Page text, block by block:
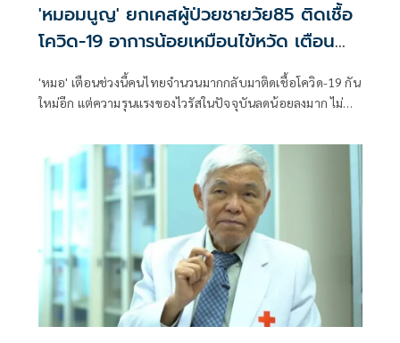
'หมอมนูญ' ยกเคสผู้ป่วยชายวัย85 ติดเชื้อ
โควิด-19 อาการน้อยเหมือนไข้หวัด เตือน
ระวังแม้ไม่น่ากลัวเหมือนก่อน
'หมอ' เตือนช่วงนี้คนไทยจำนวนมากกลับมาติดเชื้อโควิด-19 กัน
ใหม่อีก แต่ความรุนแรงของไวรัสในปัจจุบันลดน้อยลงมาก ไม่น่า